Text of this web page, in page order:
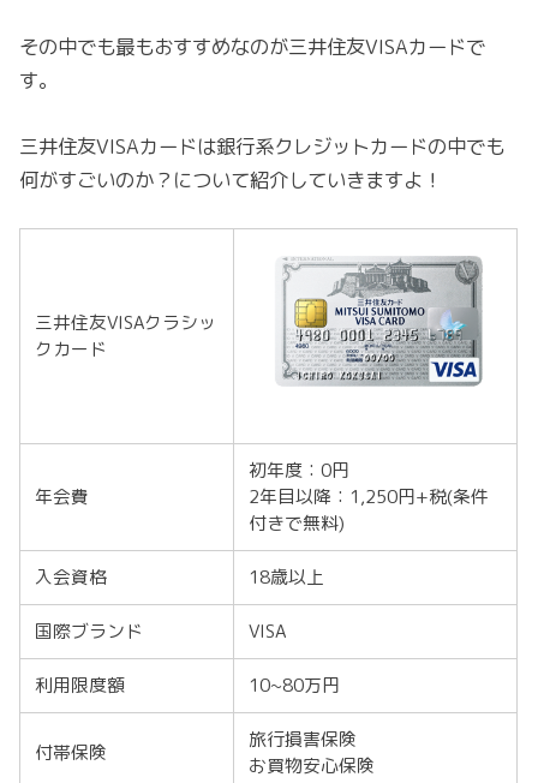
その中でも最もおすすめなのが三井住友VISAカードで
す。
三井住友VISAカードは銀行系クレジットカードの中でも
何がすごいのか？について紹介していきますよ！
三井住友VISAクラシッ
クカード
年会費
初年度：0円
2年目以降：1,250円+税(条件
付きで無料)
入会資格 18歳以上
国際ブランド VISA
利用限度額 10~80万円
付帯保険
旅行損害保険
お買物安心保険